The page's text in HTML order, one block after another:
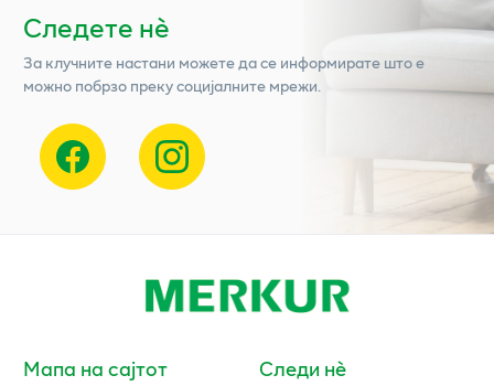
Следете нѐ
За клучните настани можете да се информирате што е
можно побрзо преку социјалните мрежи.
Мапа на сајтот Следи нè